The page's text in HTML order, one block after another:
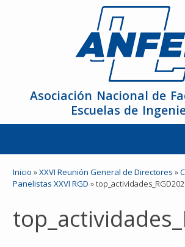
Asociación Nacional de
Escuelas de
La ANFEI
Miembros
Inicio »XXVI Reunión General de Directores »
Panelistas XXVI RGD »